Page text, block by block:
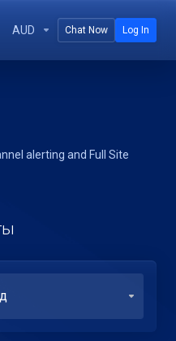
AUD Chat Now Log In
alerting and Full Site